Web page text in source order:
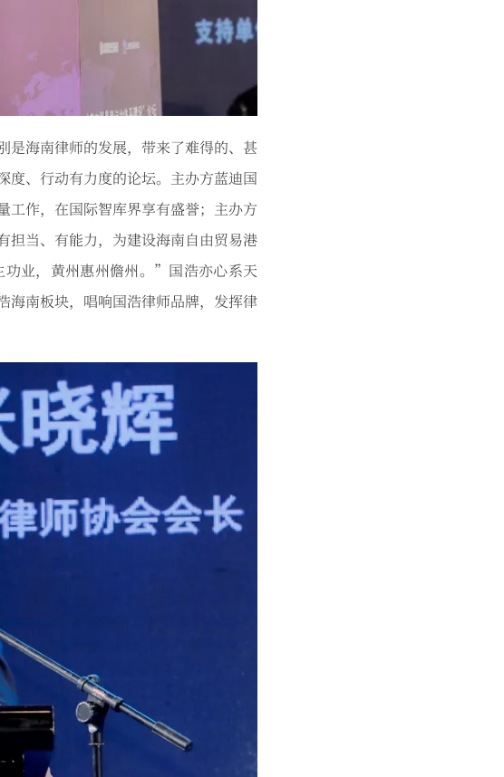
是海南律师的发展，带来了难得的、甚
度、行动有力度的论坛。主办方蓝迪国
作，在国际智库界享有盛誉；主办方
担当、有能力，为建设海南自由贸易港
业，黄州惠州儋州。”国浩亦心系天
海南板块，唱响国浩律师品牌，发挥律